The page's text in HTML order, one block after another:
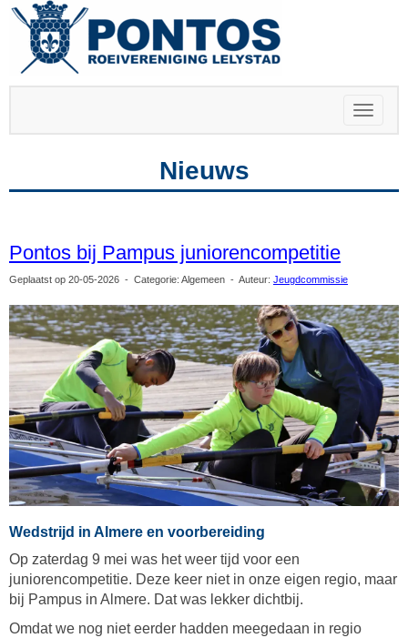
Toggle
Nieuws
Pontos bij Pampus juniorencompetitie
Geplaatst op 20-05-2026 - Categorie: Algemeen - Auteur: Jeugdcommissie
Wedstrijd in Almere en voorbereiding
Op zaterdag 9 mei was het weer tijd voor een
juniorencompetitie. Deze keer niet in onze eigen regio, maar
bij Pampus in Almere. Dat was lekker dichtbij.
Omdat we nog niet eerder hadden meegedaan in regio